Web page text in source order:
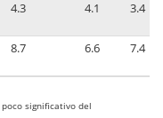
4.3 4.1 3.4
8.7 6.6 7.4
significativo del